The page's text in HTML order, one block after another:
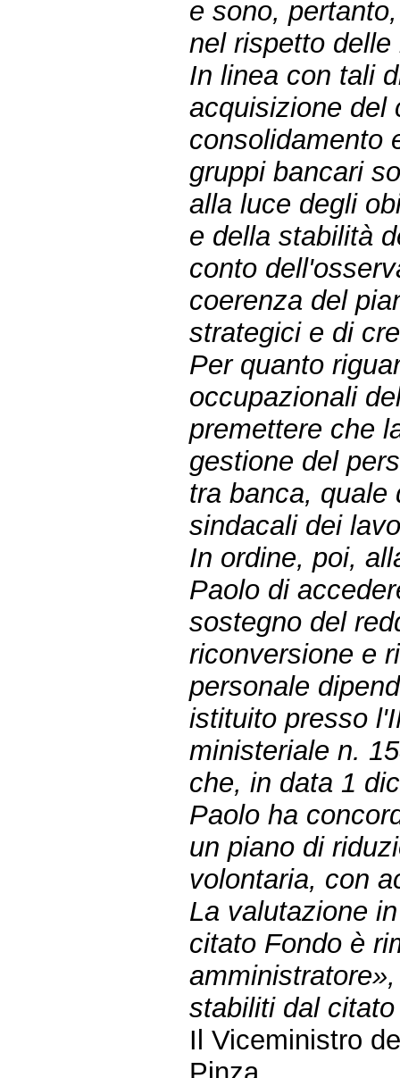
e sono,
nel rispetto
In linea con tali
acquisizione del
consolidamento
gruppi bancari
alla luce degli
e della stabilità
conto
coerenza del
strategici e di
Per quanto
occupazionali
premettere che
gestione del
tra banca, quale
sindacali dei
In ordine, poi,
Paolo di
sostegno del
riconversione e
personale
istituito presso
ministeriale n.
che, in data 1
Paolo ha
un piano di
volontaria, con
La valutazione
citato Fondo è
stabiliti dal
Il Viceministro